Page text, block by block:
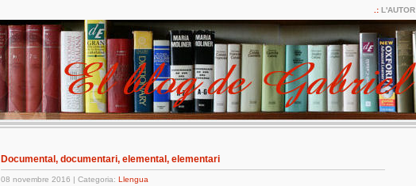
L'AUTOR
Documental, documentari, elemental, elementari
08 novembre 2016 | Categoria: Llengua